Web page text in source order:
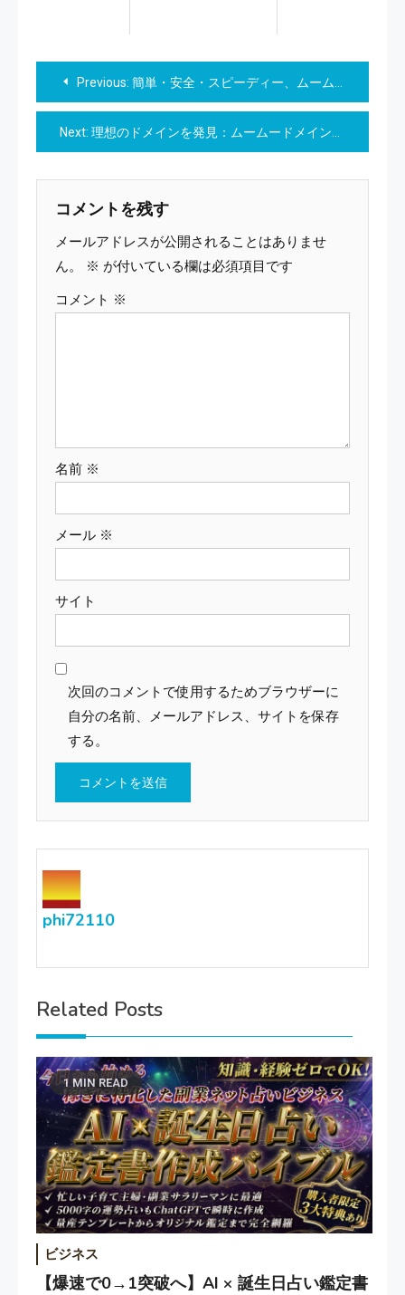
投
稿
ナ
ビ
ゲ
ー
シ
Previous: 簡単・安全・スピーディー、ムームードメインでのクレジットカード決済方法
Next: 理想のドメインを発見：ムームードメイン検索で始めるあなたのオンライン旅
コメントを残す
メールアドレスが公開されることはありませ
ん。
※ が付いている欄は必須項目です
コメント ※
名前 ※
メール ※
サイト
次回のコメントで使用するためブラウザーに
自分の名前、メールアドレス、サイトを保存
する。
phi72110
Related Posts
1 MIN READ
ビジネス
【爆速で0→1突破へ】AI × 誕生日占い鑑定書